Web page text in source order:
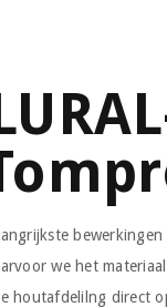
we het
houtafdelilng direct